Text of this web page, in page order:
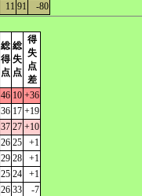
11 91 -80
総
得
点
総
失
点
得
失
点
差
46 10 +36
36 17 +19
37 27 +10
26 25
+1
29 28
+1
25 24
+1
26 33
-7